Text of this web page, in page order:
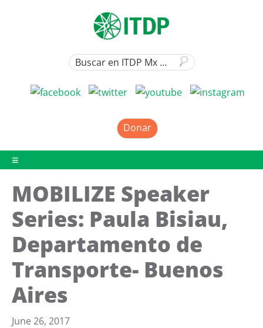
Donar
MOBILIZE Speaker
Series: Paula Bisiau,
Departamento de
Transporte- Buenos
Aires
June 26, 2017